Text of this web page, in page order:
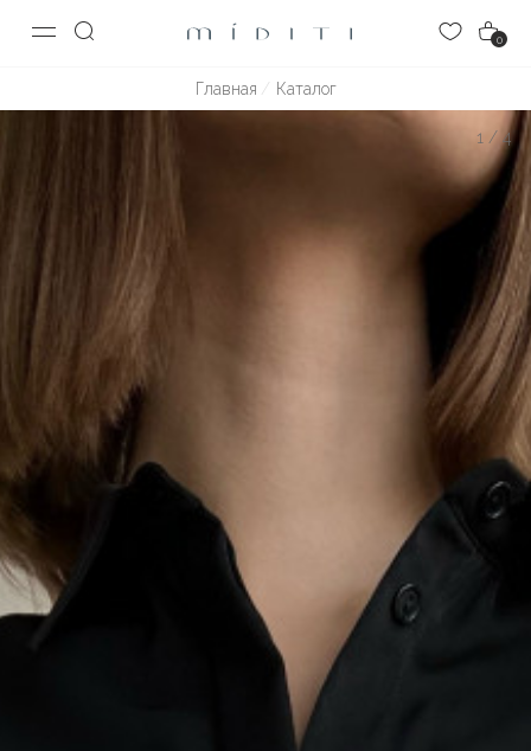
0
Главная Каталог
1 / 4